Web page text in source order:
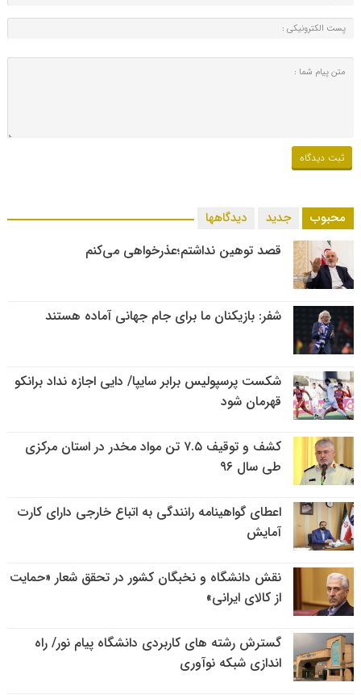
محبوب جدید دیدگاهها
قصد توهین نداشتم؛عذرخواهی می‌کنم
شفر: بازیکنان ما برای جام جهانی آماده هستند
شکست پرسپولیس برابر سایپا/ دایی اجازه نداد برانکو
قهرمان شود
کشف و توقیف ۷.۵ تن مواد مخدر در استان مرکزی
طی سال ۹۶
اعطای گواهینامه رانندگی به اتباع خارجی دارای کارت
آمایش
نقش دانشگاه و نخبگان کشور در تحقق شعار «حمایت
از کالای ایرانی»
گسترش رشته های کاربردی دانشگاه پیام نور/ راه
اندازی شبکه نوآوری